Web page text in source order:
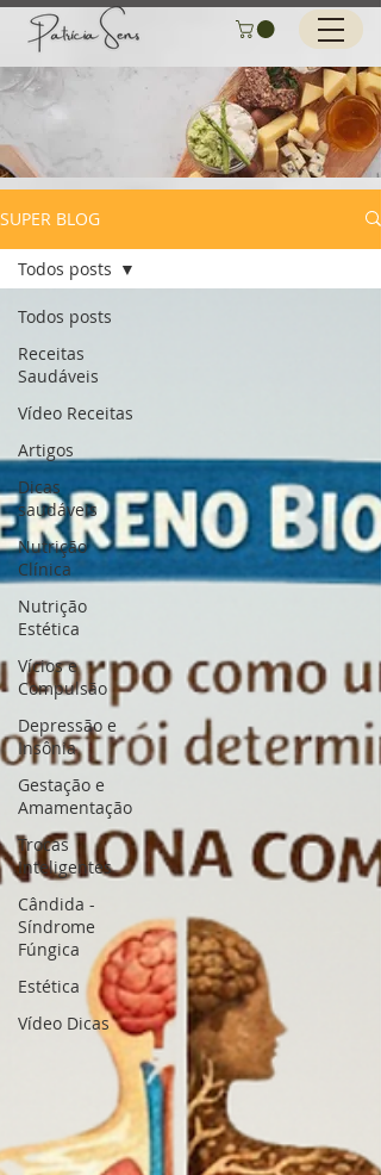
SUPER BLOG
Todos posts
Receitas
Saudáveis
Vídeo Receitas
Artigos
Dicas
saudáveis
Nutrição
Clínica
Nutrição
Estética
Vícios e
Compulsão
Depressão e
Insônia
Gestação e
Amamentação
Trocas
Inteligentes
Cândida -
Síndrome
Fúngica
Estética
Vídeo Dicas
Todos posts